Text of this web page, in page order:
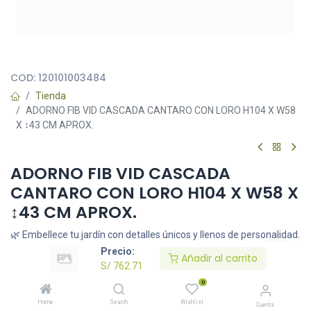
Precio:
S/ 762.71
Añadir al carrito
Home Search
0
Wishlist Cuenta
COD: 120101003484
Tienda
ADORNO FIB VID CASCADA CANTARO CON LORO H104 X W58
X ↕43 CM APROX.
ADORNO FIB VID CASCADA
CANTARO CON LORO H104 X W58 X
↕43 CM APROX.
🌿 Embellece tu jardín con detalles únicos y llenos de personalidad.
🌞 Resistentes a la intemperie, ideales para dar un toque especial
a tu exterior.
762.71